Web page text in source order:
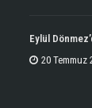
Eylül
20 Temmuz